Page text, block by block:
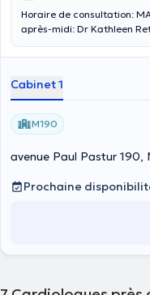
Horaire de consultation:
après-midi: Dr Kathleen
Cabinet 1
M190
avenue Paul Pastur 190,
Prochaine